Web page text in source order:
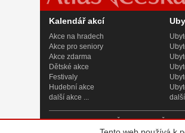
Kalendář akcí
Akce na hradech
Akce pro seniory
Akce zdarma
Dětské akce
Festivaly
Hudební akce
další akce ...
© 2007 - 2026Atlas Česka, s.r.o., IČ 242